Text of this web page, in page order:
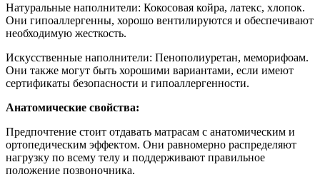
Натуральные наполнители: Кокосовая койра, латекс, хлопок.
Они гипоаллергенны, хорошо вентилируются и обеспечивают
необходимую жесткость.
Искусственные наполнители: Пенополиуретан, меморифоам.
Они также могут быть хорошими вариантами, если имеют
сертификаты безопасности и гипоаллергенности.
Анатомические свойства:
Предпочтение стоит отдавать матрасам с анатомическим и
ортопедическим эффектом. Они равномерно распределяют
нагрузку по всему телу и поддерживают правильное
положение позвоночника.